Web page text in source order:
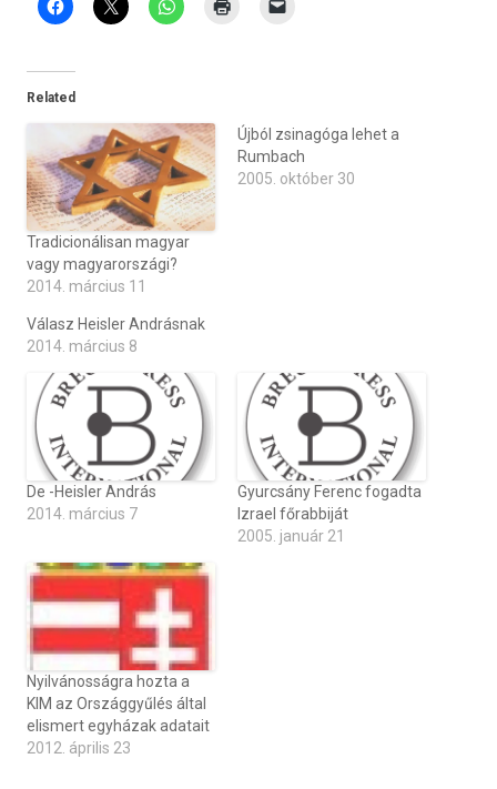
Related
Tradicionálisan magyar
vagy magyarországi?
2014. március 11
Újból zsinagóga lehet a
Rumbach
2005. október 30
Válasz Heisler Andrásnak
2014. március 8
De -Heisler András
2014. március 7
Gyurcsány Ferenc fogadta
Izrael főrabbiját
2005. január 21
Nyilvánosságra hozta a
KIM az Országgyűlés által
elismert egyházak adatait
2012. április 23